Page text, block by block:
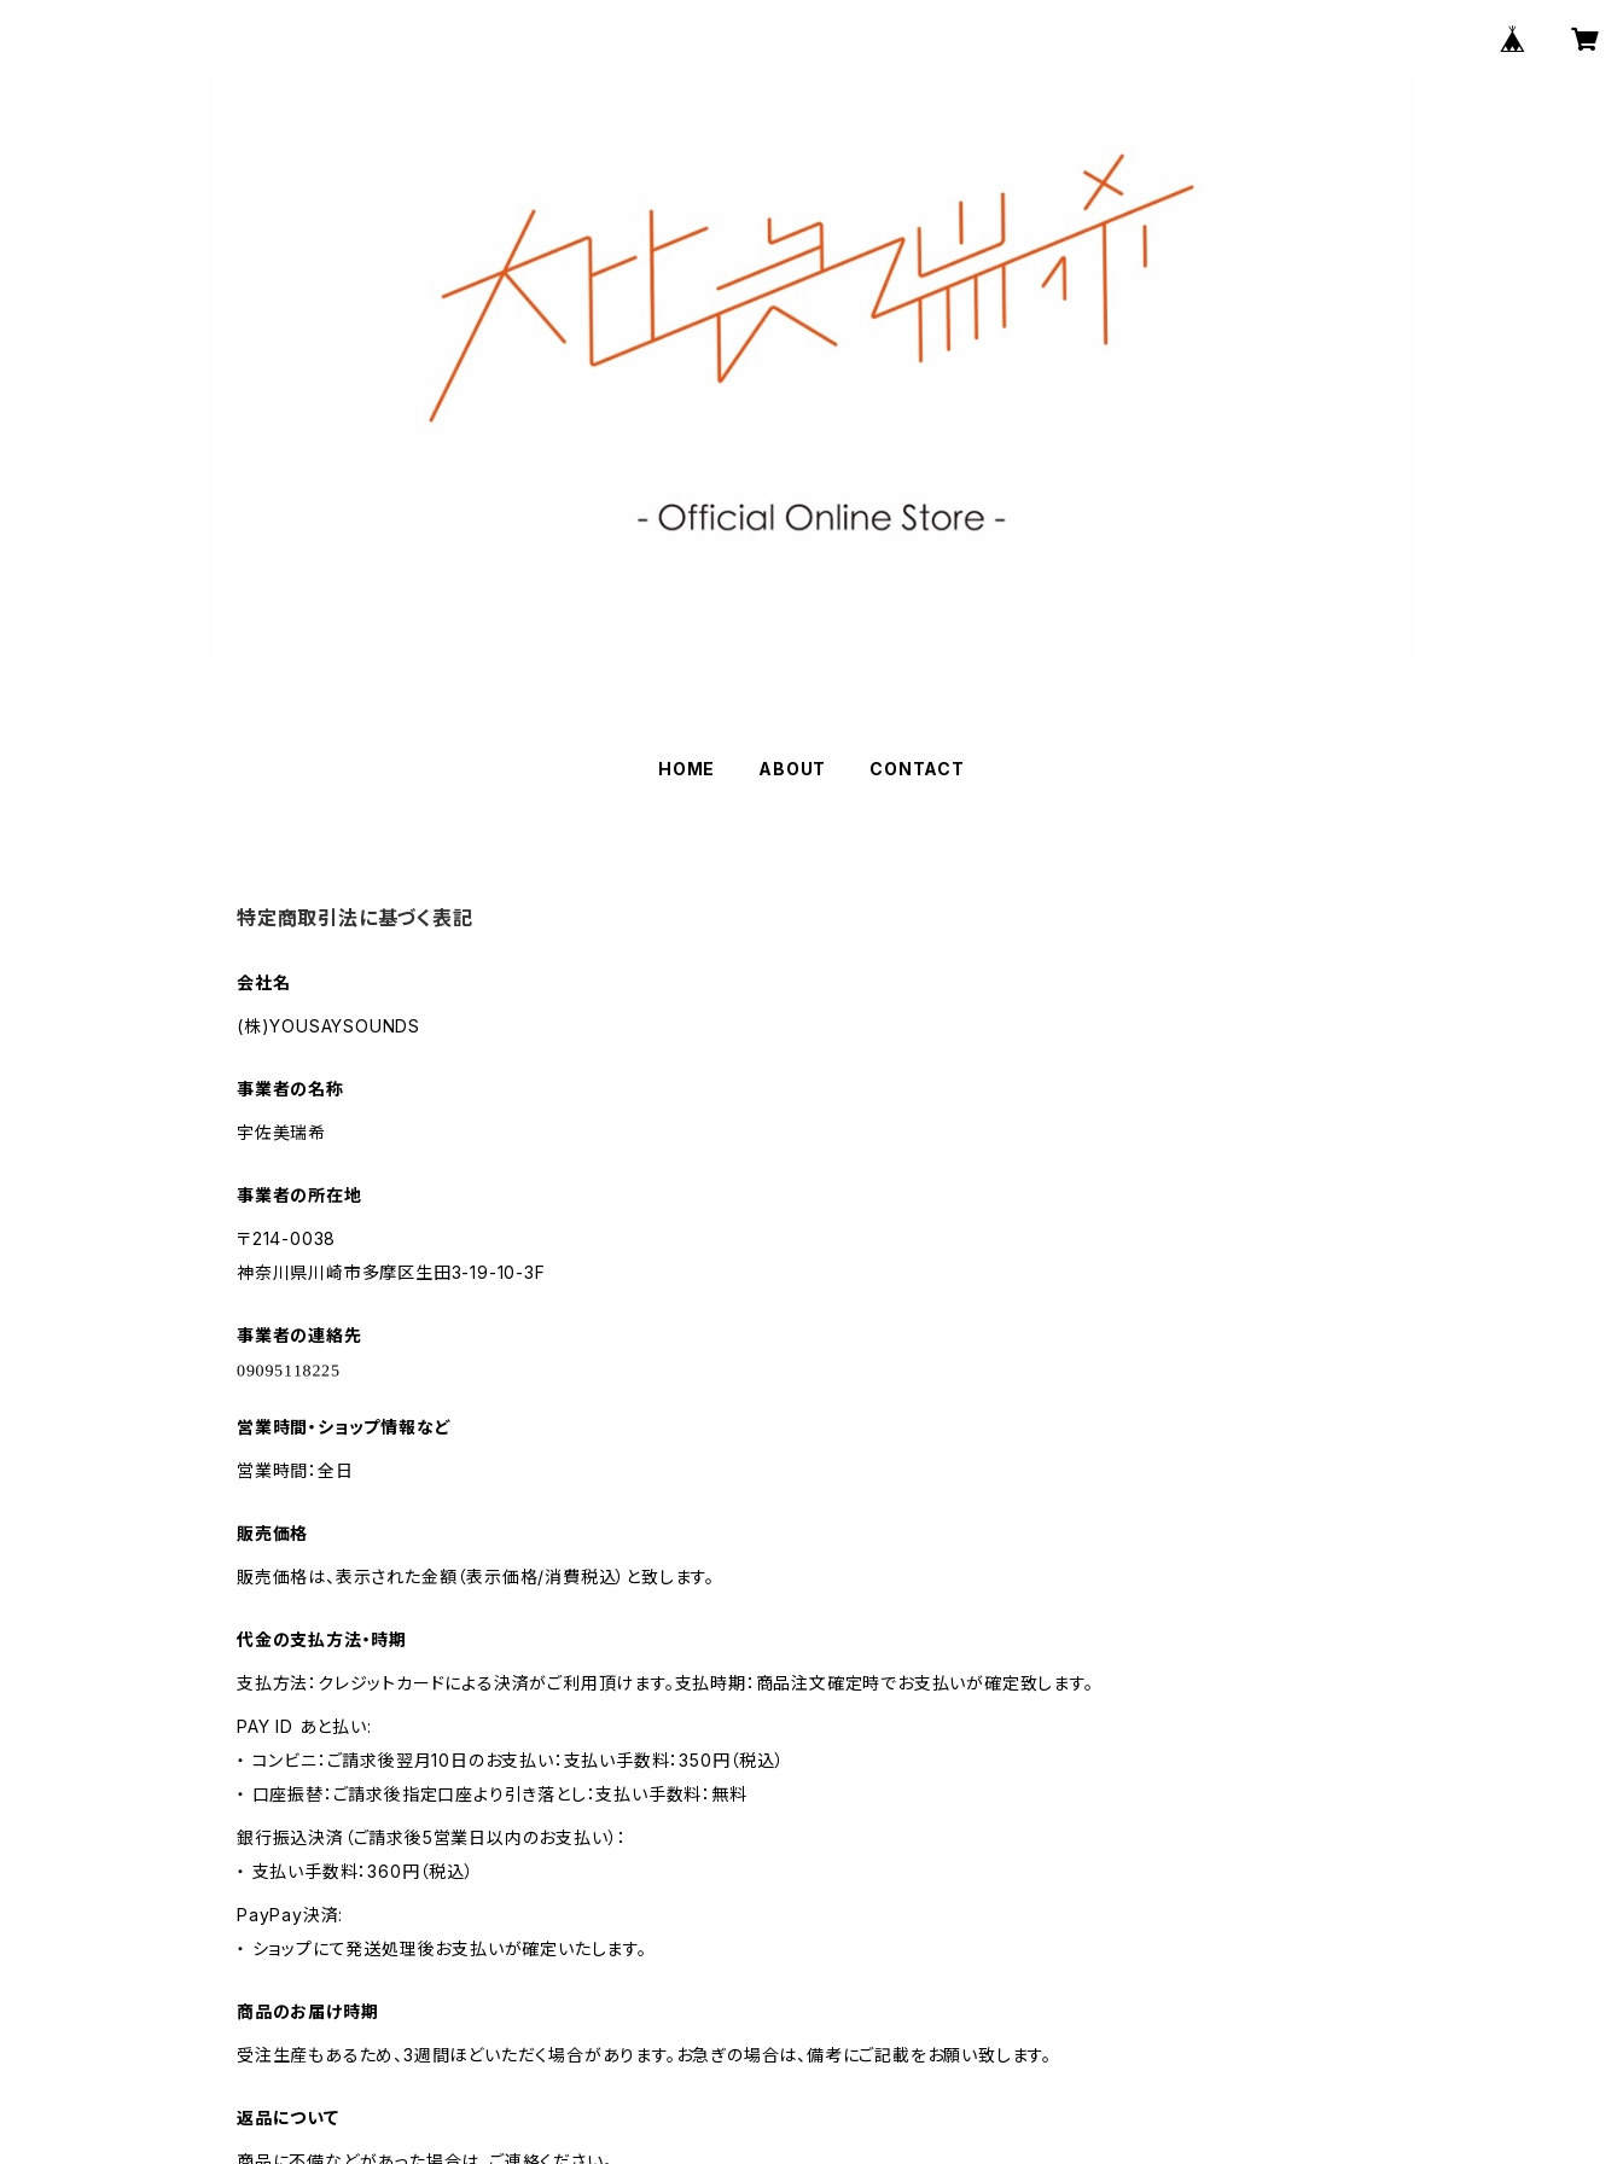
HOME ABOUT CONTACT
特定商取引法に基づく表記
会社名
(株)YOUSAYSOUNDS
事業者の名称
宇佐美瑞希
事業者の所在地
〒214-0038
神奈川県川崎市多摩区生田3-19-10-3F
事業者の連絡先
営業時間・ショップ情報など
営業時間：全日
販売価格
販売価格は、表示された金額（表示価格/消費税込）と致します。
代金の支払方法・時期
支払方法：クレジットカードによる決済がご利用頂けます。支払時期：商品注文確定時でお支払いが確定致します。
PAY ID あと払い:
・ コンビニ：ご請求後翌月10日のお支払い：支払い手数料：350円（税込）
・ 口座振替：ご請求後指定口座より引き落とし：支払い手数料：無料
銀行振込決済（ご請求後5営業日以内のお支払い）：
・ 支払い手数料：360円（税込）
PayPay決済:
・ ショップにて発送処理後お支払いが確定いたします。
商品のお届け時期
受注生産もあるため、3週間ほどいただく場合があります。お急ぎの場合は、備考にご記載をお願い致します。
返品について